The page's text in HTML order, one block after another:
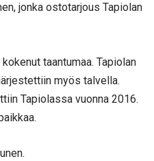
jonka ostotarjous Tapiolan
taantumaa. Tapiolan
myös talvella.
Tapiolassa vuonna 2016.